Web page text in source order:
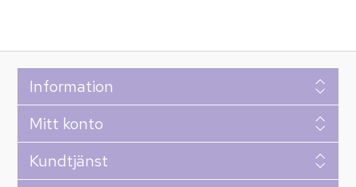
Information
Mitt konto
Kundtjänst